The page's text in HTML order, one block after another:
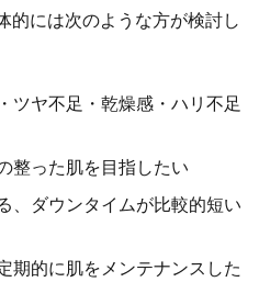
的には次のような方が検討し
ツヤ不足・乾燥感・ハリ不足
整った肌を目指したい
、ダウンタイムが比較的短い
期的に肌をメンテナンスした